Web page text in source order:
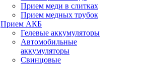
Прием меди в слитках
Прием медных трубок
Прием АКБ
Гелевые аккумуляторы
Автомобильные
аккумуляторы
Свинцовые